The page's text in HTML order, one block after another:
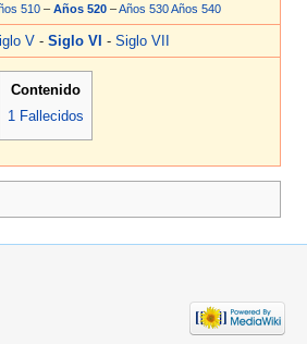
510– Años 520 –Años 530 Años 540
V- Siglo VI - Siglo VII
Contenido
1
Fallecidos